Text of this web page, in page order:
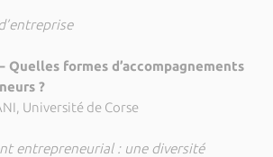
Quelles formes d’accompagnements
?
Université de Corse
entrepreneurial : une diversité